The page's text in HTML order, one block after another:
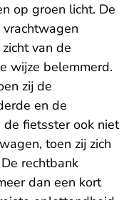
op groen licht. De
van de
wijze belemmerd.
zij de
en de
fietsster ook niet
toen zij zich
rechtbank
dan een kort